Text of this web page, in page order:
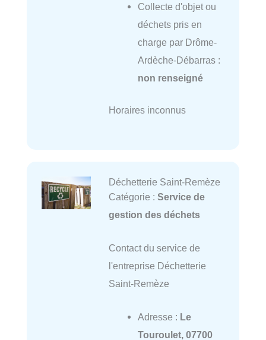
Collecte d'objet ou
déchets pris en
charge par Drôme-
Ardèche-Débarras :
non renseigné
Horaires inconnus
Déchetterie Saint-Remèze
Catégorie : Service de
gestion des déchets
Contact du service de
l'entreprise Déchetterie
Saint-Remèze
Adresse : Le
Touroulet, 07700